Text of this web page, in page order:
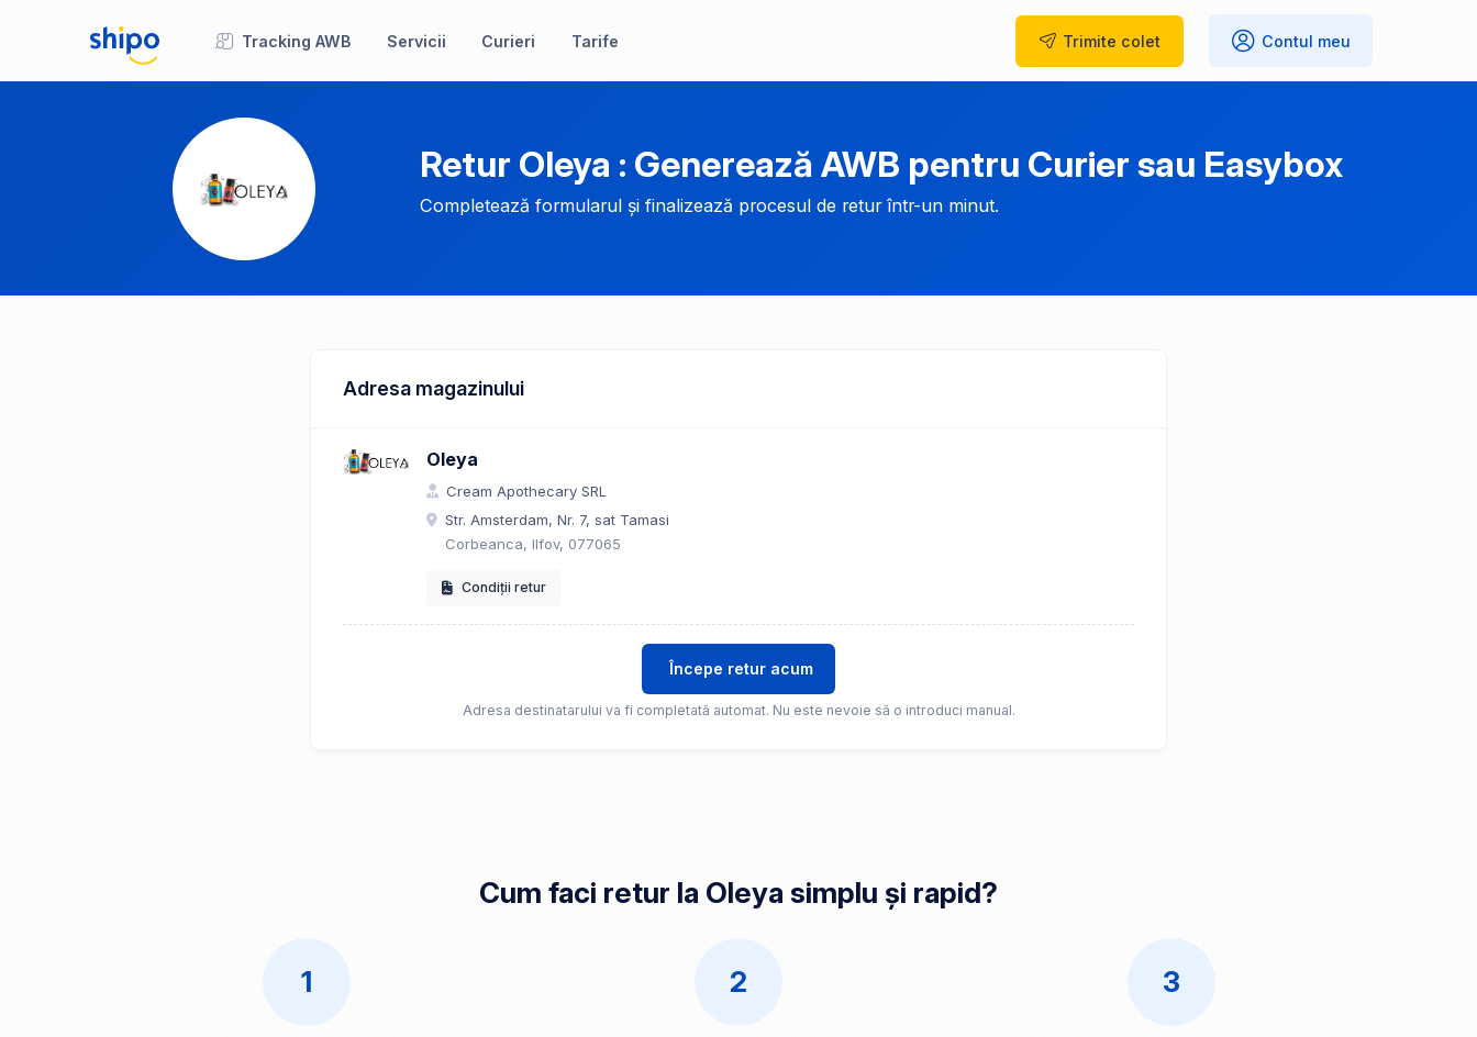
Tracking AWB Servicii Curieri Tarife Trimite colet Contul meu
Retur Oleya : Generează AWB pentru Curier sau Easybox
Completează formularul și finalizează procesul de retur într-un minut.
Adresa magazinului
Oleya
Cream Apothecary SRL
Str. Amsterdam, Nr. 7, sat Tamasi
Corbeanca, Ilfov, 077065
Condiții retur
Începe retur acum
Adresa destinatarului va fi completată automat. Nu este nevoie să o introduci manual.
Cum faci retur la Oleya simplu și rapid?
1 2 3